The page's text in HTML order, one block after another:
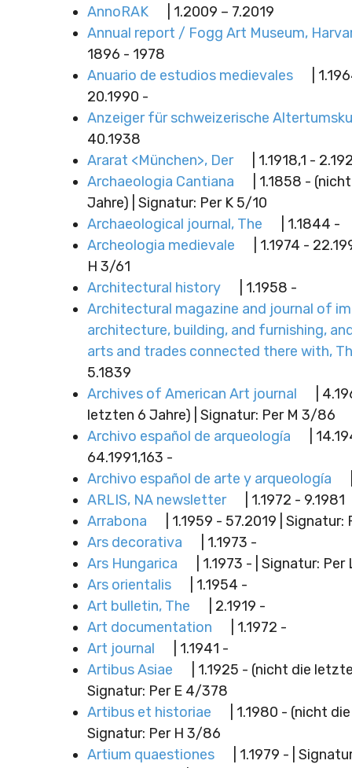
AnnoRAK
| 1.2009 – 7.2019
Annual report / Fogg Art Museum,
1896 - 1978
Anuario de estudios medievales
|
20.1990 -
Anzeiger für schweizerische
40.1938
Ararat <München>, Der
| 1.1918,1 -
Archaeologia Cantiana
| 1.1858 -
Jahre) | Signatur: Per K 5/10
Archaeological journal, The
| 1.1844 -
Archeologia medievale
| 1.1974 -
H 3/61
Architectural history
| 1.1958 -
Architectural magazine and journal of
architecture, building, and furnishing,
arts and trades connected there with,
5.1839
Archives of American Art journal
|
letzten 6 Jahre) | Signatur: Per M 3/86
Archivo español de arqueología
|
64.1991,163 -
Archivo español de arte y arqueología
ARLIS, NA newsletter
| 1.1972 - 9.1981
Arrabona
| 1.1959 - 57.2019 |
Ars decorativa
| 1.1973 -
Ars Hungarica
| 1.1973 - | Signatur:
Ars orientalis
| 1.1954 -
Art bulletin, The
| 2.1919 -
Art documentation
| 1.1972 -
Art journal
| 1.1941 -
Artibus Asiae
| 1.1925 - (nicht die
Signatur: Per E 4/378
Artibus et historiae
| 1.1980 - (nicht
Signatur: Per H 3/86
Artium quaestiones
| 1.1979 - |